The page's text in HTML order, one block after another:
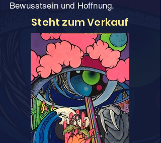
Bewusstsein und Hoffnung.
Steht zum Verkauf